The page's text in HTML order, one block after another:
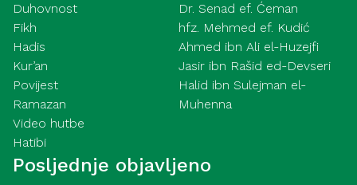
Duhovnost
Fikh
Hadis
Kur’an
Povijest
Ramazan
Video hutbe
Hatibi
Dr. Senad ef. Ćeman
hfz. Mehmed ef. Kudić
Ahmed ibn Ali el-Huzejfi
Jasir ibn Rašid ed-Devseri
Halid ibn Sulejman el-
Muhenna
Posljednje objavljeno